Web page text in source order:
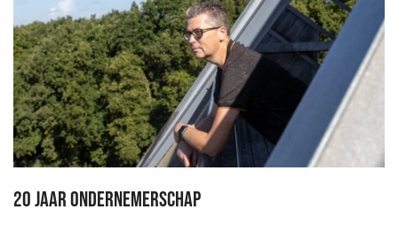
20 jaar ondernemerschap